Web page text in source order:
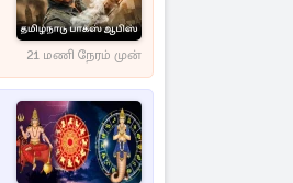
21 மணி நேரம் முன்